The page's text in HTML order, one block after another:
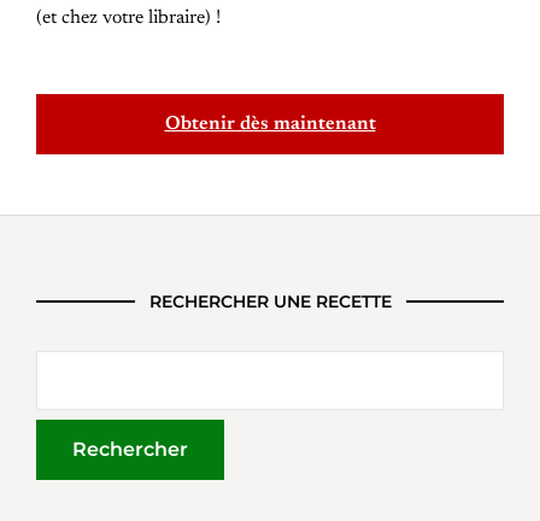
(et chez votre libraire) !
Obtenir dès maintenant
RECHERCHER UNE RECETTE